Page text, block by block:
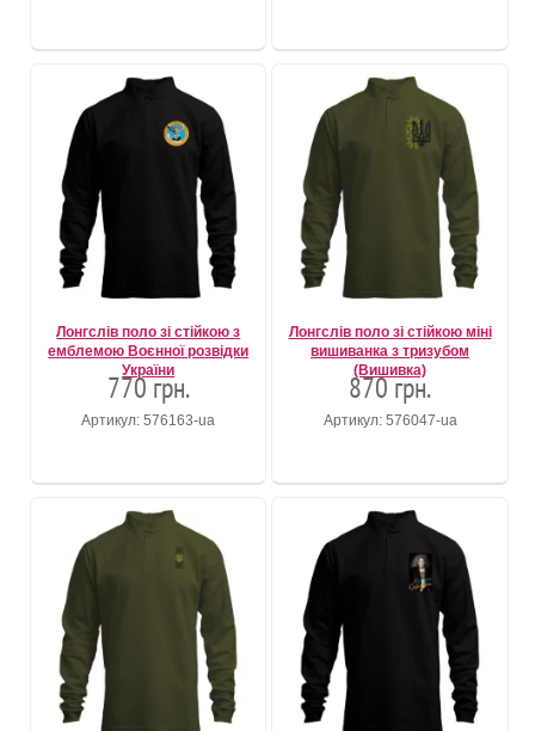
Лонгслів поло зі стійкою з
емблемою Воєнної розвідки
України
770 грн.
Артикул: 576163-ua
Лонгслів поло зі стійкою міні
вишиванка з тризубом
(Вишивка)
870 грн.
Артикул: 576047-ua